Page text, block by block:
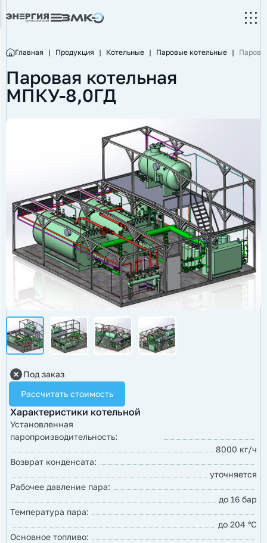
Главная | Продукция | Котельные | Паровые котельные |
Паровая котельная
МПКУ-8,0ГД
Под заказ
Рассчитать стоимость
Характеристики котельной
Установленная
паропроизводительность:
8000 кг/ч
Возврат конденсата:
уточняется
Рабочее давление пара:
до 16 бар
Температура пара:
до 204 °С
Основное топливо: